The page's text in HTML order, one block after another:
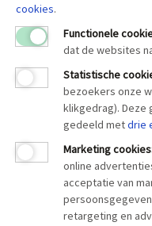
cookies.
Functionele
dat de websites
Statistische
bezoekers onze
klikgedrag). Deze
gedeeld metdrie
Marketing cookies
online
acceptatie van
retargeting en